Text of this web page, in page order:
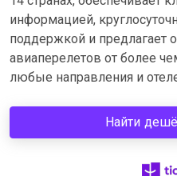
информацией,
поддержкой и предлагает
авиаперелетов от более
любые направления и
Найти